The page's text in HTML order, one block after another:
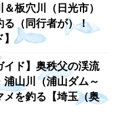
板穴川（日光市）
る（同行者が）！
】
イド】奥秩父の渓流
山川（浦山ダム～
メを釣る【埼玉（奥